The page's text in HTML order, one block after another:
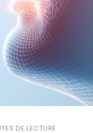
DE LECTURE